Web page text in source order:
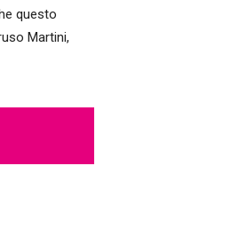
questo
Martini,